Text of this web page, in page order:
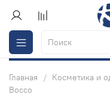
Главная
Косметика и
Bocco